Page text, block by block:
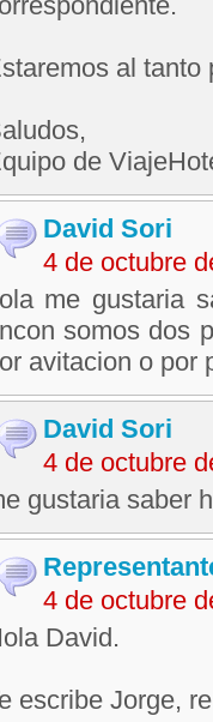
al tanto
de
David Sori
4 de octubre
me gustaria
somos dos
avitacion o por
David Sori
4 de octubre
gustaria saber
4 de octubre
David.
escribe Jorge,